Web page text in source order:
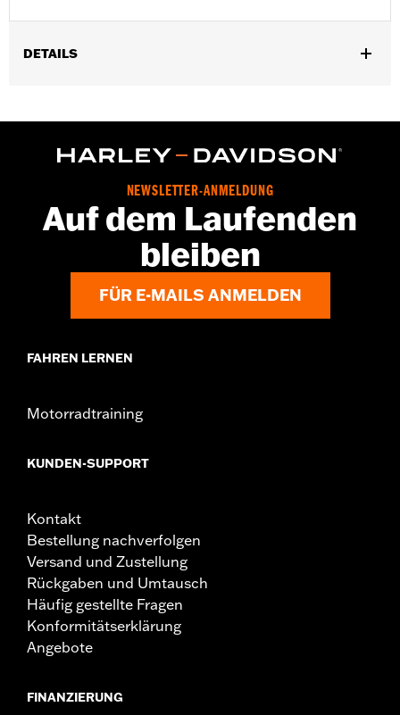
DETAILS
GARANTIE:2 Jahre beschränkte Garantie – Aufwww.h-
Herkunft:Importiert
NEWSLETTER-ANMELDUNG
Auf dem Laufenden
bleiben
FÜR E-MAILS ANMELDEN
FAHREN LERNEN
Motorradtraining
KUNDEN-SUPPORT
Kontakt
Bestellung nachverfolgen
Versand und Zustellung
Rückgaben und Umtausch
Häufig gestellte Fragen
Konformitätserklärung
Angebote
FINANZIERUNG